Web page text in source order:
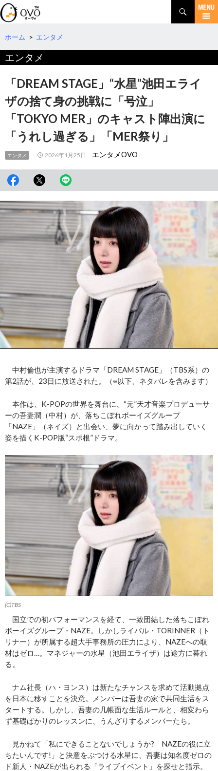
検
索
コ
テ
へ
ホーム > エンタメ
エンタメ
「DREAM STAGE」“水星”池田エライ
ザの捨て身の挑戦に「号泣」
「TOKYO MER」のキャスト陣出演に
「うれし過ぎる」「MER祭り」
エンタメ 2026年1月25日 エンタメOVO
中村倫也が主演するドラマ「DREAM STAGE」（TBS系）の
第2話が、23日に放送された。（※以下、ネタバレを含みます）
本作は、K-POPの世界を舞台に、“元”天才音楽プロデューサ
ーの吾妻潤（中村）が、落ちこぼれボーイズグループ
「NAZE」（ネイズ）と出会い、夢に向かって踏み出していく
姿を描くK-POP版“スポ根”ドラマ。
(C)TBS
国立での初パフォーマンスを経て、一致団結した落ちこぼれ
ボーイズグループ・NAZE。しかしライバル・TORINNER（ト
リナー）が所属する超大手事務所の圧力により、NAZEへの取
材はゼロ…。マネジャーの水星（池田エライザ）は途方に暮れ
る。
ナム社長（ハ・ヨンス）は新たなチャンスを求めて活動拠点
を日本に移すことを決意。メンバーは吾妻の家で共同生活をス
タートする。しかし、吾妻の几帳面な生活ルールと、相変わら
ず基礎ばかりのレッスンに、うんざりするメンバーたち。
見かねて「私にできることないでしょうか? NAZEの役に立
ちたいんです!」と決意をぶつける水星に、吾妻は知名度ゼロの
ド新人・NAZEが出られる「ライブイベント」を探せと指示。